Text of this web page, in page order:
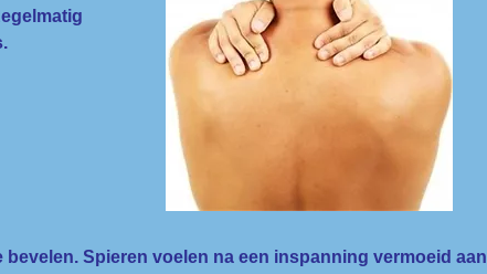
Spieren voelen na een inspanning vermoeid aan